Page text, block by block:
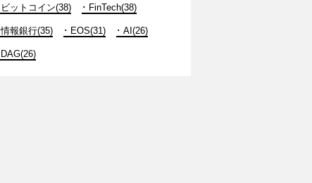
ビットコイン(38) FinTech(38)
情報銀行(35) EOS(31) AI(26)
DAG(26)